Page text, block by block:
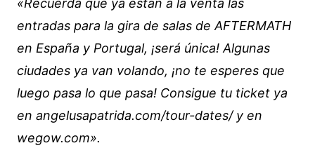
«Recuerda que ya están a la venta las
entradas para la gira de salas de AFTERMATH
en España y Portugal, ¡será única! Algunas
ciudades ya van volando, ¡no te esperes que
luego pasa lo que pasa! Consigue tu ticket ya
en angelusapatrida.com/tour-dates/ y en
wegow.com».